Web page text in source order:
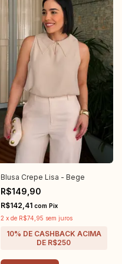
Blusa Crepe Lisa - Bege
R$149,90
R$142,41 com Pix
2 x de R$74,95 sem juros